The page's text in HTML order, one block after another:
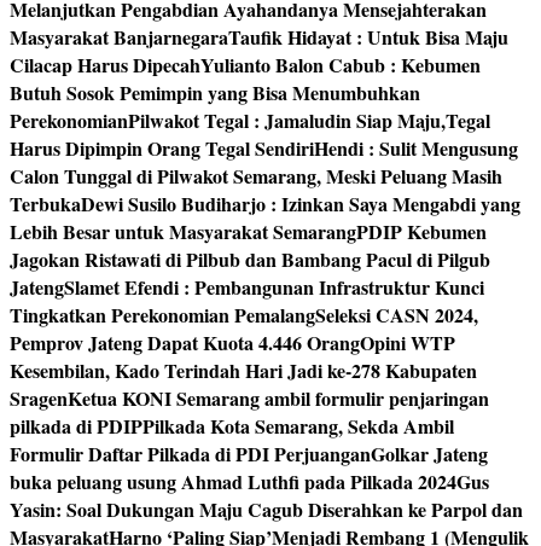
Melanjutkan Pengabdian Ayahandanya Mensejahterakan
Masyarakat BanjarnegaraTaufik Hidayat : Untuk Bisa Maju
Cilacap Harus DipecahYulianto Balon Cabub : Kebumen
Butuh Sosok Pemimpin yang Bisa Menumbuhkan
PerekonomianPilwakot Tegal : Jamaludin Siap Maju,Tegal
Harus Dipimpin Orang Tegal SendiriHendi : Sulit Mengusung
Calon Tunggal di Pilwakot Semarang, Meski Peluang Masih
TerbukaDewi Susilo Budiharjo : Izinkan Saya Mengabdi yang
Lebih Besar untuk Masyarakat SemarangPDIP Kebumen
Jagokan Ristawati di Pilbub dan Bambang Pacul di Pilgub
JatengSlamet Efendi : Pembangunan Infrastruktur Kunci
Tingkatkan Perekonomian PemalangSeleksi CASN 2024,
Pemprov Jateng Dapat Kuota 4.446 OrangOpini WTP
Kesembilan, Kado Terindah Hari Jadi ke-278 Kabupaten
SragenKetua KONI Semarang ambil formulir penjaringan
pilkada di PDIPPilkada Kota Semarang, Sekda Ambil
Formulir Daftar Pilkada di PDI PerjuanganGolkar Jateng
buka peluang usung Ahmad Luthfi pada Pilkada 2024Gus
Yasin: Soal Dukungan Maju Cagub Diserahkan ke Parpol dan
MasyarakatHarno ‘Paling Siap’Menjadi Rembang 1 (Mengulik